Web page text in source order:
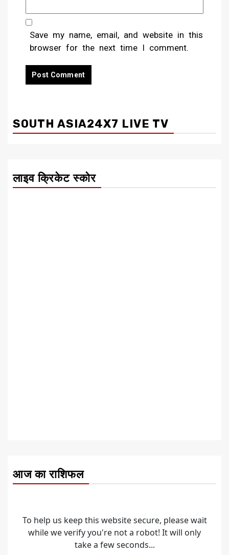
Save my name, email, and website in this
browser for the next time I comment.
SOUTH ASIA24X7 LIVE TV
लाइव क्रिकेट स्कोर
आज का राशिफल